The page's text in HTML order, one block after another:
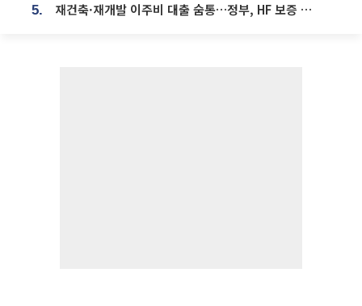
5. 재건축·재개발 이주비 대출 숨통…정부, HF 보증 신설 추진